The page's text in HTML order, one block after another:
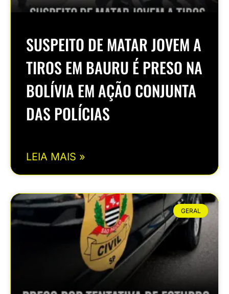
SUSPEITO DE MATAR JOVEM A
TIROS EM BAURU É PRESO NA
BOLÍVIA EM AÇÃO CONJUNTA
DAS POLÍCIAS
LEIA MAIS »
GERAL